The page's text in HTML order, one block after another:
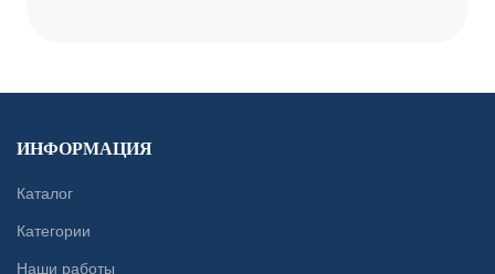
ИНФОРМАЦИЯ
Каталог
Категории
Наши работы